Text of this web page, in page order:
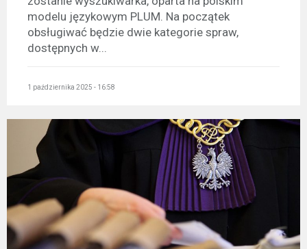
modelu językowym PLUM. Na początek
obsługiwać będzie dwie kategorie spraw,
dostępnych w...
1 października 2025 - 16:58